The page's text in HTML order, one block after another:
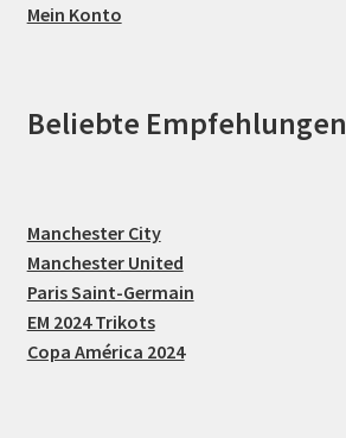
Mein Konto
Beliebte Empfehlungen
Manchester City
Manchester United
Paris Saint-Germain
EM 2024 Trikots
Copa América 2024